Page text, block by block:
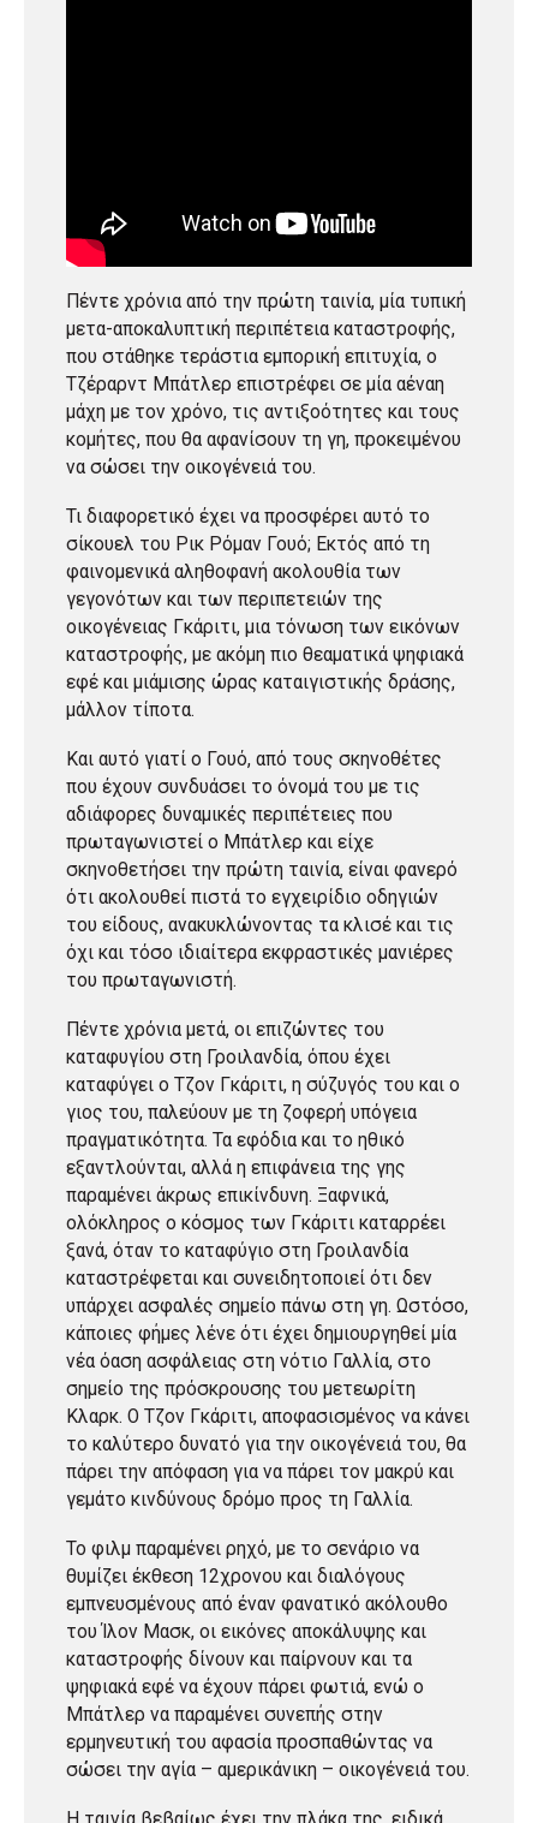
Πέντε χρόνια από την πρώτη ταινία, μία τυπική
μετα-αποκαλυπτική περιπέτεια καταστροφής,
που στάθηκε τεράστια εμπορική επιτυχία, ο
Τζέραρντ Μπάτλερ επιστρέφει σε μία αέναη
μάχη με τον χρόνο, τις αντιξοότητες και τους
κομήτες, που θα αφανίσουν τη γη, προκειμένου
να σώσει την οικογένειά του.
Τι διαφορετικό έχει να προσφέρει αυτό το
σίκουελ του Ρικ Ρόμαν Γουό; Εκτός από τη
φαινομενικά αληθοφανή ακολουθία των
γεγονότων και των περιπετειών της
οικογένειας Γκάριτι, μια τόνωση των εικόνων
καταστροφής, με ακόμη πιο θεαματικά ψηφιακά
εφέ και μιάμισης ώρας καταιγιστικής δράσης,
μάλλον τίποτα.
Και αυτό γιατί ο Γουό, από τους σκηνοθέτες
που έχουν συνδυάσει το όνομά του με τις
αδιάφορες δυναμικές περιπέτειες που
πρωταγωνιστεί ο Μπάτλερ και είχε
σκηνοθετήσει την πρώτη ταινία, είναι φανερό
ότι ακολουθεί πιστά το εγχειρίδιο οδηγιών
του είδους, ανακυκλώνοντας τα κλισέ και τις
όχι και τόσο ιδιαίτερα εκφραστικές μανιέρες
του πρωταγωνιστή.
Πέντε χρόνια μετά, οι επιζώντες του
καταφυγίου στη Γροιλανδία, όπου έχει
καταφύγει ο Τζον Γκάριτι, η σύζυγός του και ο
γιος του, παλεύουν με τη ζοφερή υπόγεια
πραγματικότητα. Τα εφόδια και το ηθικό
εξαντλούνται, αλλά η επιφάνεια της γης
παραμένει άκρως επικίνδυνη. Ξαφνικά,
ολόκληρος ο κόσμος των Γκάριτι καταρρέει
ξανά, όταν το καταφύγιο στη Γροιλανδία
καταστρέφεται και συνειδητοποιεί ότι δεν
υπάρχει ασφαλές σημείο πάνω στη γη. Ωστόσο,
κάποιες φήμες λένε ότι έχει δημιουργηθεί μία
νέα όαση ασφάλειας στη νότιο Γαλλία, στο
σημείο της πρόσκρουσης του μετεωρίτη
Κλαρκ. Ο Τζον Γκάριτι, αποφασισμένος να κάνει
το καλύτερο δυνατό για την οικογένειά του, θα
πάρει την απόφαση για να πάρει τον μακρύ και
γεμάτο κινδύνους δρόμο προς τη Γαλλία.
Το φιλμ παραμένει ρηχό, με το σενάριο να
θυμίζει έκθεση 12χρονου και διαλόγους
εμπνευσμένους από έναν φανατικό ακόλουθο
του Ίλον Μασκ, οι εικόνες αποκάλυψης και
καταστροφής δίνουν και παίρνουν και τα
ψηφιακά εφέ να έχουν πάρει φωτιά, ενώ ο
Μπάτλερ να παραμένει συνεπής στην
ερμηνευτική του αφασία προσπαθώντας να
σώσει την αγία – αμερικάνικη – οικογένειά του.